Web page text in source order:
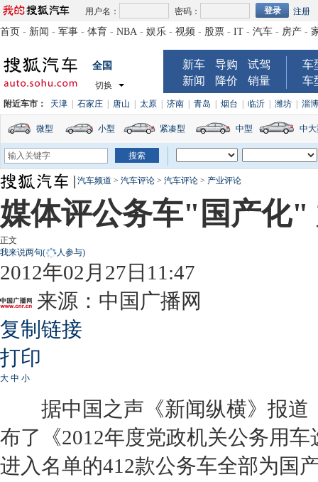
用户名： 密码： 注册
首页 - 新闻 - 军事 - 体育 - NBA - 娱乐 - 视频 - 股票 - IT - 汽车 - 房产 -
全国
切换
新车 导购
试驾
新闻
降价 销量
车
车
附近车市： 天津 石家庄 唐山 太原 济南 青岛 烟台 临沂 潍坊 淄博
微型 小型 紧凑型 中型 中
汽车频道 > 汽车评论 > 汽车评论 > 产业评论
媒体评公务车"国产化"
正文
我来说两句( 人参与)
2012年02月27日11:47
来源： 中国广播网
复制链接
打印
大 中 小
据中国之声《新闻纵横》报道
布了《2012年度党政机关公务用
进入名单的412款公务车全部为国